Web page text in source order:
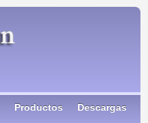
Productos Descargas